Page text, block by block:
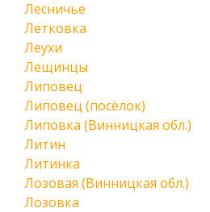
Лесничье
Летковка
Леухи
Лещинцы
Липовец
Липовец (посёлок)
Липовка (Винницкая обл.)
Литин
Литинка
Лозовая (Винницкая обл.)
Лозовка